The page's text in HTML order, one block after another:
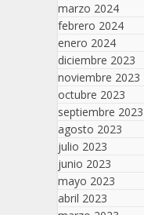
marzo 2024
febrero 2024
enero 2024
diciembre 2023
noviembre 2023
octubre 2023
septiembre 2023
agosto 2023
julio 2023
junio 2023
mayo 2023
abril 2023